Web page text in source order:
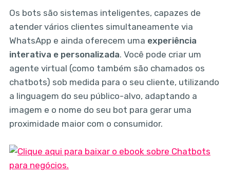
Os bots são sistemas inteligentes, capazes de
atender vários clientes simultaneamente via
WhatsApp e ainda oferecem uma experiência
interativa e personalizada. Você pode criar um
agente virtual (como também são chamados os
chatbots) sob medida para o seu cliente, utilizando
a linguagem do seu público-alvo, adaptando a
imagem e o nome do seu bot para gerar uma
proximidade maior com o consumidor.